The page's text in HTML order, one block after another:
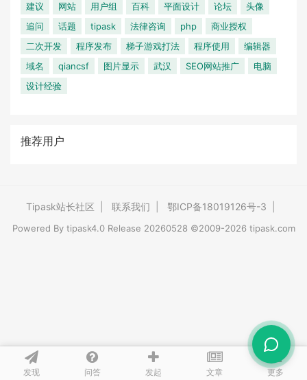
发现 问答 发起 文章 更多
建议 网站 用户组 百科 平面设计 论坛
头像
追问
话题 tipask 法律咨询 php
商业授权
二次开发
程序发布 梯子游戏打法 程序使用
编辑器
域名
qiancsf 图片显示 武汉 SEO网站推广
电脑
设计经验
推荐用户
Tipask站长社区 联系我们 鄂ICP备18019126号-3
Powered By tipask4.0Release 20260528 ©2009-2026 tipask.com